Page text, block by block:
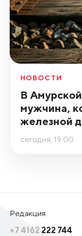
НОВОСТИ
В
мужчина,
железной
сегодня, 19:00
Редакция
+7 4162 222 744